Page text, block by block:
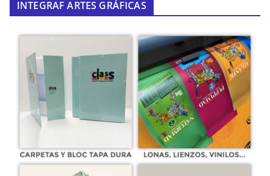
INTEGRAF ARTES GRÁFICAS